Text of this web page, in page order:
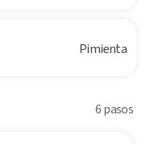
Pimienta
6 pasos